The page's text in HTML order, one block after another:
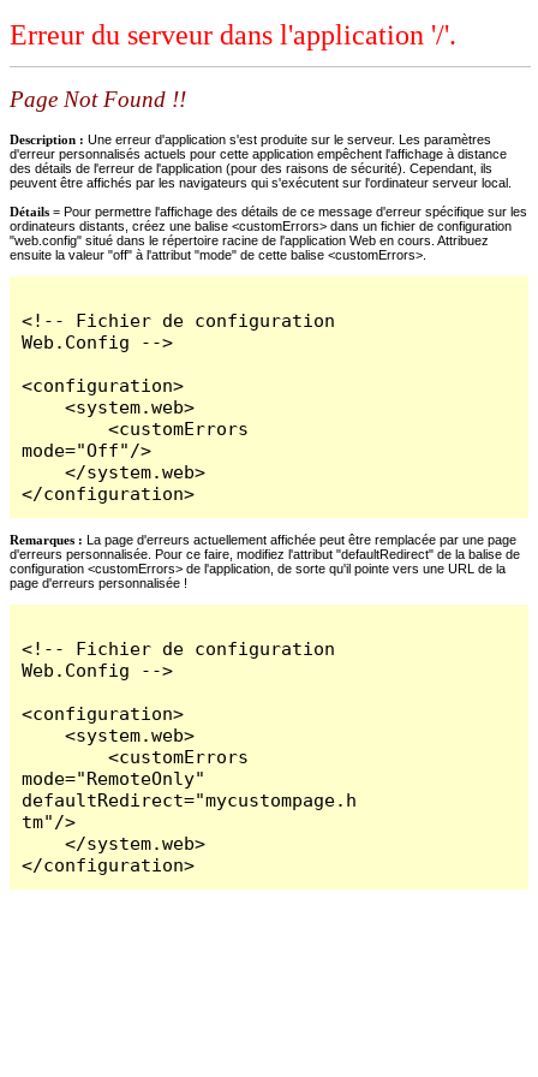
Erreur du serveur dans l'application '/'.
Page Not Found !!
Description : Une erreur d'application s'est produite sur le serveur. Les paramètres
d'erreur personnalisés actuels pour cette application empêchent l'affichage à distance
des détails de l'erreur de l'application (pour des raisons de sécurité). Cependant, ils
peuvent être affichés par les navigateurs qui s'exécutent sur l'ordinateur serveur local.
Détails = Pour permettre l'affichage des détails de ce message d'erreur spécifique sur les
ordinateurs distants, créez une balise <customErrors> dans un fichier de configuration
"web.config" situé dans le répertoire racine de l'application Web en cours. Attribuez
ensuite la valeur "off" à l'attribut "mode" de cette balise <customErrors>.
<!-- Fichier de configuration
Web.Config -->
<configuration>
    <system.web>
        <customErrors
mode="Off"/>
    </system.web>
</configuration>
Remarques : La page d'erreurs actuellement affichée peut être remplacée par une page
d'erreurs personnalisée. Pour ce faire, modifiez l'attribut "defaultRedirect" de la balise de
configuration <customErrors> de l'application, de sorte qu'il pointe vers une URL de la
page d'erreurs personnalisée !
<!-- Fichier de configuration
Web.Config -->
<configuration>
    <system.web>
        <customErrors
mode="RemoteOnly"
defaultRedirect="mycustompage.h
tm"/>
    </system.web>
</configuration>